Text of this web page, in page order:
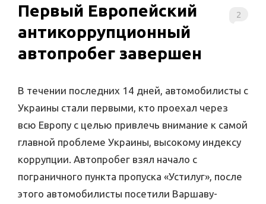
2
Первый Европейский
антикоррупционный
автопробег завершен
В течении последних 14 дней, автомобилисты с
Украины стали первыми, кто проехал через
всю Европу с целью привлечь внимание к самой
главной проблеме Украины, высокому индексу
коррупции. Автопробег взял начало с
пограничного пункта пропуска «Устилуг», после
этого автомобилисты посетили Варшаву-